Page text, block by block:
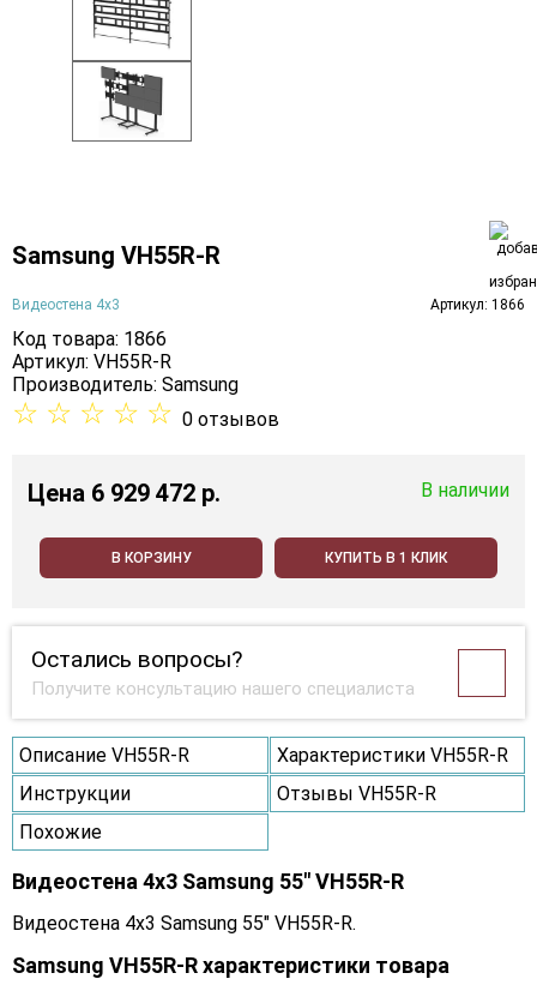
Samsung VH55R-R
Видеостена 4х3 Артикул: 1866
Код товара: 1866
Артикул: VH55R-R
Производитель: Samsung
☆ ☆ ☆ ☆ ☆ 0 отзывов
Цена 6 929 472 p. В наличии
В КОРЗИНУ КУПИТЬ В 1 КЛИК
Остались вопросы?
Получите консультацию нашего специалиста
Описание VH55R-R
Характеристики VH55R-R
Инструкции
Отзывы VH55R-R
Похожие
Видеостена 4x3 Samsung 55" VH55R-R
Видеостена 4x3 Samsung 55" VH55R-R.
Samsung VH55R-R характеристики товара